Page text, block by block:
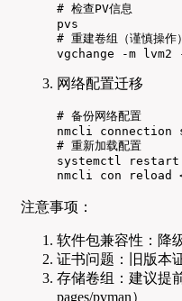
# 检查PV信息
pvs
# 重建卷组（谨慎操作）
vgchange -m lvm2
网络配置迁移
# 备份网络配置
nmcli connection
# 重新加载配置
systemctl restart
nmcli con reload <
注意事项：
软件包兼容性：降
证书问题：旧版本
存储卷组：建议提
pages/pvman）